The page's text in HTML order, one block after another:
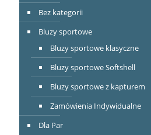
Bez kategorii
Bluzy sportowe
Bluzy sportowe klasyczne
Bluzy sportowe Softshell
Bluzy sportowe z kapturem
Zamówienia Indywidualne
Dla Par